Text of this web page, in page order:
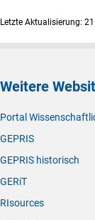
Letzte Aktualisierung:
Weitere
Portal
GEPRIS
GEPRIS historisch
GERiT
RIsources